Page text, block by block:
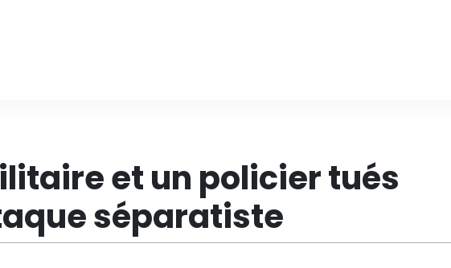
et un policier tués
séparatiste